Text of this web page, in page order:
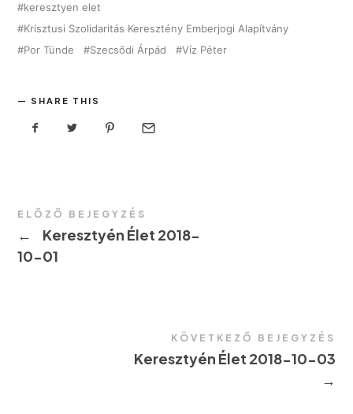
keresztyen elet
Krisztusi Szolidaritás Keresztény Emberjogi Alapítvány
Por Tünde
Szecsődi Árpád Víz Péter
SHARE THIS
ELŐZŐ BEJEGYZÉS
←
Keresztyén Élet 2018-
10-01
KÖVETKEZŐ BEJEGYZÉS
Keresztyén Élet 2018-10-03
→